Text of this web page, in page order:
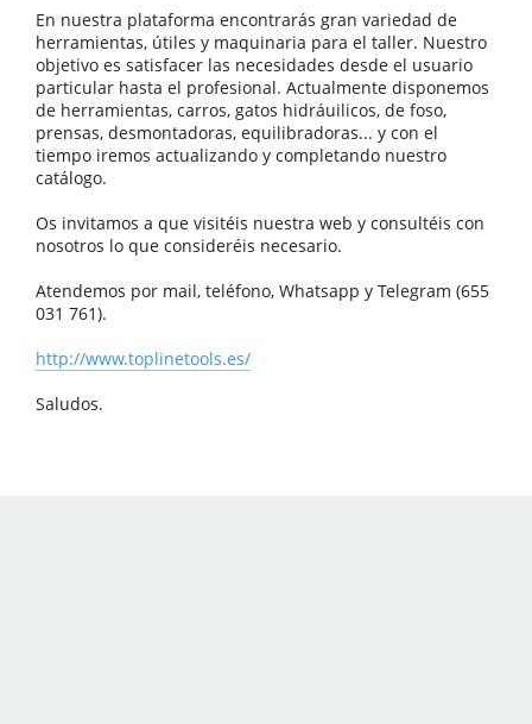
En nuestra plataforma encontrarás gran variedad de
herramientas, útiles y maquinaria para el taller. Nuestro
objetivo es satisfacer las necesidades desde el usuario
particular hasta el profesional. Actualmente disponemos
de herramientas, carros, gatos hidráuilicos, de foso,
prensas, desmontadoras, equilibradoras... y con el
tiempo iremos actualizando y completando nuestro
catálogo.
Os invitamos a que visitéis nuestra web y consultéis con
nosotros lo que consideréis necesario.
Atendemos por mail, teléfono, Whatsapp y Telegram (655
031 761).
http://www.toplinetools.es/
Saludos.